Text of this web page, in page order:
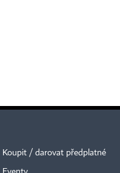
Koupit / darovat předplatné